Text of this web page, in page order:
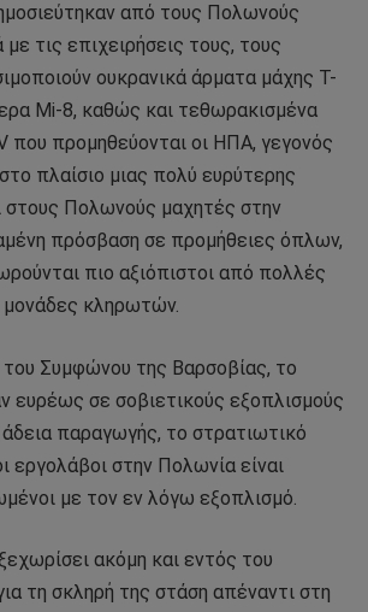
από τους Πολωνούς
τις επιχειρήσεις τους, τους
ουκρανικά άρματα μάχης T-
Mi-8, καθώς και τεθωρακισμένα
που προμηθεύονται οι ΗΠΑ, γεγονός
πλαίσιο μιας πολύ ευρύτερης
στους Πολωνούς μαχητές στην
πρόσβαση σε προμήθειες όπλων,
πιο αξιόπιστοι από πολλές
μονάδες κληρωτών.
Συμφώνου της Βαρσοβίας, το
ευρέως σε σοβιετικούς εξοπλισμούς
παραγωγής, το στρατιωτικό
εργολάβοι στην Πολωνία είναι
με τον εν λόγω εξοπλισμό.
ακόμη και εντός του
τη σκληρή της στάση απέναντι στη